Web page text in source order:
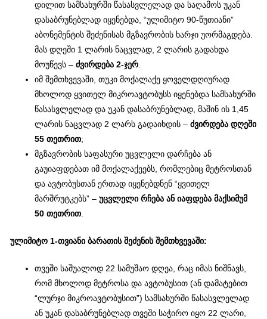
დილით სამსახურში წასასვლელად და საღამოს უკან
დასაბრუნებლად იყენებდა, “ულიმიტო 90-წუთიანი”
აბონემენტის შეძენისას მგზავრობის ხარჯი უორმაგდება.
მას დღეში 1 ლარის ნაცვლად, 2 ლარის გადახდა
მოუწევს –ძვირდება 2-ჯერ.
იმ შემთხვევაში, თუკი მოქალაქე ყოველდღიურად
მხოლოდ ყვითელ მიკროავტობუსს იყენებდა სამსახურში
წასასვლელად და უკან დასაბრუნებლად, მაშინ ის 1,45
ლარის ნაცვლად 2 ლარს გადაიხდის –ძვირდება დღეში
55 თეთრით;
მგზავრობის საფასური უცვლელი დარჩება ან
გაუიაფდებათ იმ მოქალაქეებს, რომლებიც მეტროსთან
და ავტობუსთან ერთად იყენებდნენ “ყვითელ
მარშრუტკებს” –უცვლელი რჩება ან იაფდება მაქსიმუმ
50 თეთრით.
ულიმიტო 1-თვიანი ბარათის შეძენის შემთხვევაში:
თვეში საშუალოდ 22 სამუშაო დღეა, რაც იმას ნიშნავს,
რომ მხოლოდ მეტროსა და ავტობუსით (ან დამატებით
“ლურჯი მიკროავტობუსით”) სამსახურში წასასვლელად
ან უკან დასაბრუნებლად თვეში საჭირო იყო 22 ლარი,